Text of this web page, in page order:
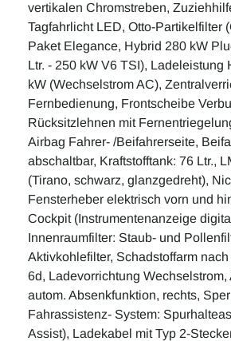
vertikalen Chromstreben,
Tagfahrlicht LED, Otto-Partikelfilter
Paket Elegance, Hybrid 280 kW
Ltr. - 250 kW V6 TSI), Ladeleistung
kW (Wechselstrom AC),
Fernbedienung, Frontscheibe
Rücksitzlehnen mit
Airbag Fahrer- /Beifahrerseite,
abschaltbar, Kraftstofftank: 76 Ltr.,
(Tirano, schwarz, glanzgedreht),
Fensterheber elektrisch vorn und
Cockpit (Instrumentenanzeige
Innenraumfilter: Staub- und
Aktivkohlefilter, Schadstoffarm
6d, Ladevorrichtung
autom. Absenkfunktion, rechts,
Fahrassistenz- System:
Assist), Ladekabel mit Typ 2-